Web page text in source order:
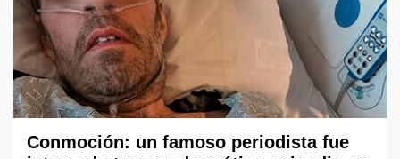
Conmoción: un famoso periodista fue